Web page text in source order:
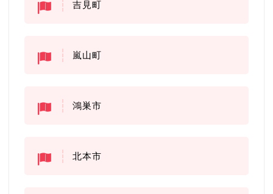
吉見町
嵐山町
鴻巣市
北本市